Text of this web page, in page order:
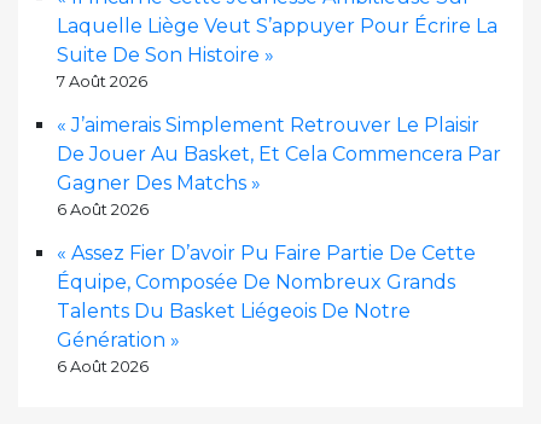
Laquelle Liège Veut S’appuyer Pour Écrire La
Suite De Son Histoire »
7 Août 2026
« J’aimerais Simplement Retrouver Le Plaisir
De Jouer Au Basket, Et Cela Commencera Par
Gagner Des Matchs »
6 Août 2026
« Assez Fier D’avoir Pu Faire Partie De Cette
Équipe, Composée De Nombreux Grands
Talents Du Basket Liégeois De Notre
Génération »
6 Août 2026